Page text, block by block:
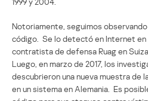
Notoriamente, seguimos
código. Se lo detectó en Internet en
contratista de defensa Ruag en
Luego, en marzo de 2017, los
descubrieron una nueva muestra de
en un sistema en Alemania. Es